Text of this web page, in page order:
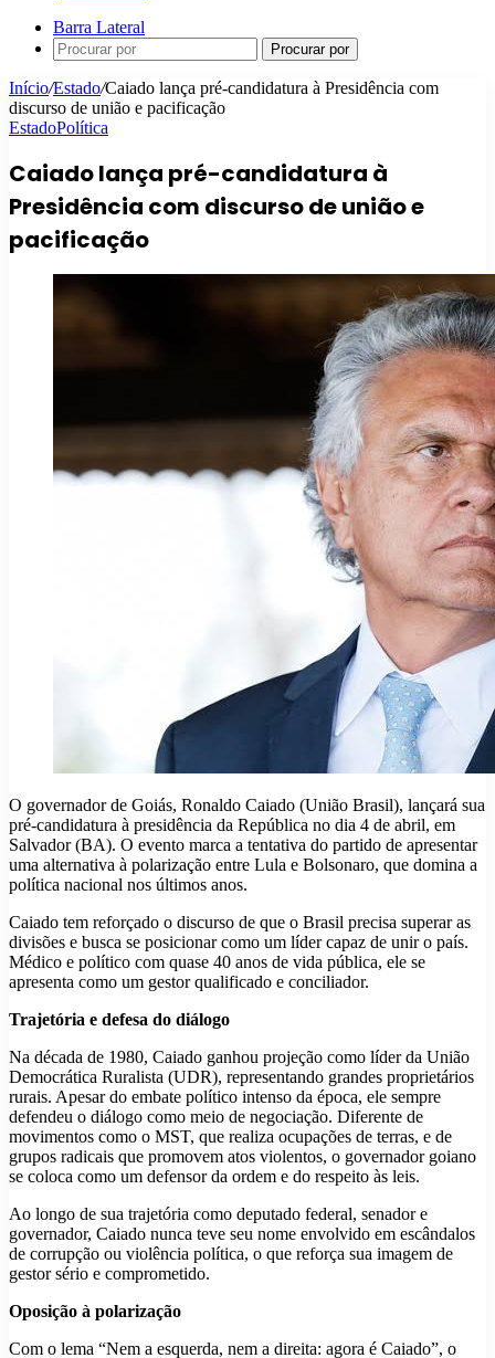
Barra Lateral
Procurar por
Início/Estado/Caiado lança pré-candidatura à Presidência com
discurso de união e pacificação
EstadoPolítica
Caiado lança pré-candidatura à
Presidência com discurso de união e
pacificação
O governador de Goiás, Ronaldo Caiado (União Brasil), lançará sua
pré-candidatura à presidência da República no dia 4 de abril, em
Salvador (BA). O evento marca a tentativa do partido de apresentar
uma alternativa à polarização entre Lula e Bolsonaro, que domina a
política nacional nos últimos anos.
Caiado tem reforçado o discurso de que o Brasil precisa superar as
divisões e busca se posicionar como um líder capaz de unir o país.
Médico e político com quase 40 anos de vida pública, ele se
apresenta como um gestor qualificado e conciliador.
Trajetória e defesa do diálogo
Na década de 1980, Caiado ganhou projeção como líder da União
Democrática Ruralista (UDR), representando grandes proprietários
rurais. Apesar do embate político intenso da época, ele sempre
defendeu o diálogo como meio de negociação. Diferente de
movimentos como o MST, que realiza ocupações de terras, e de
grupos radicais que promovem atos violentos, o governador goiano
se coloca como um defensor da ordem e do respeito às leis.
Ao longo de sua trajetória como deputado federal, senador e
governador, Caiado nunca teve seu nome envolvido em escândalos
de corrupção ou violência política, o que reforça sua imagem de
gestor sério e comprometido.
Oposição à polarização
Com o lema “Nem a esquerda, nem a direita: agora é Caiado”, o